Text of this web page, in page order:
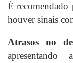
É recomendado
houver sinais
Atrasos no
apresentando